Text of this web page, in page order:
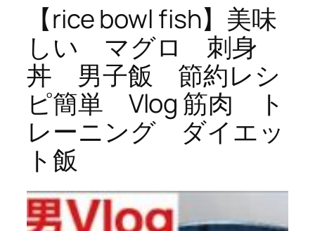
【rice bowl fish】美味
しい マグロ 刺身
丼 男子飯 節約レシ
ピ簡単 Vlog 筋肉 ト
レーニング ダイエッ
ト飯